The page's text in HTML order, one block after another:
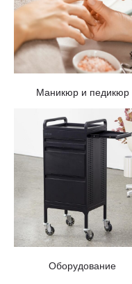
Маникюр и педикюр
Оборудование